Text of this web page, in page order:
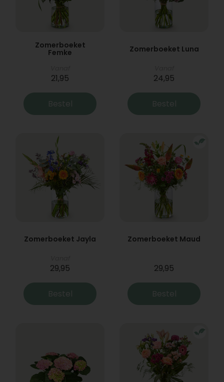
Zomerboeket
Femke
21,95
Bestel
Zomerboeket Luna
24,95
Bestel
Zomerboeket Jayla
29,95
Bestel
Zomerboeket Maud
29,95
Bestel